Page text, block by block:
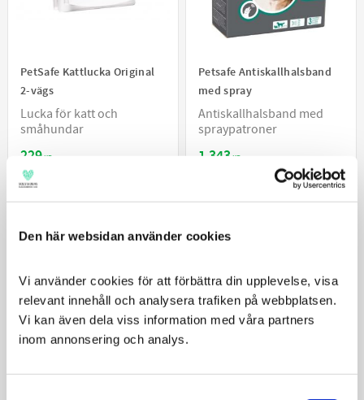
Den här websidan använder cookies
Vi använder cookies för att förbättra din upplevelse, visa
relevant innehåll och analysera trafiken på webbplatsen.
Vi kan även dela viss information med våra partners
inom annonsering och analys.
PetSafe Kattlucka Original
2-vägs
Lucka för katt och
småhundar
229KR
Petsafe Antiskallhalsband
med spray
Antiskallhalsband med
spraypatroner
1 343 KR